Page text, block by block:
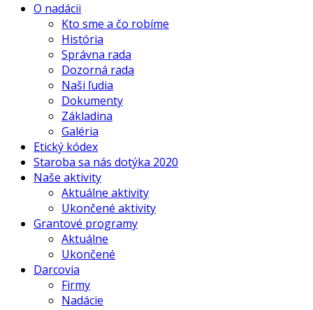
O nadácii
Kto sme a čo robíme
História
Správna rada
Dozorná rada
Naši ľudia
Dokumenty
Základina
Galéria
Etický kódex
Staroba sa nás dotýka 2020
Naše aktivity
Aktuálne aktivity
Ukončené aktivity
Grantové programy
Aktuálne
Ukončené
Darcovia
Firmy
Nadácie